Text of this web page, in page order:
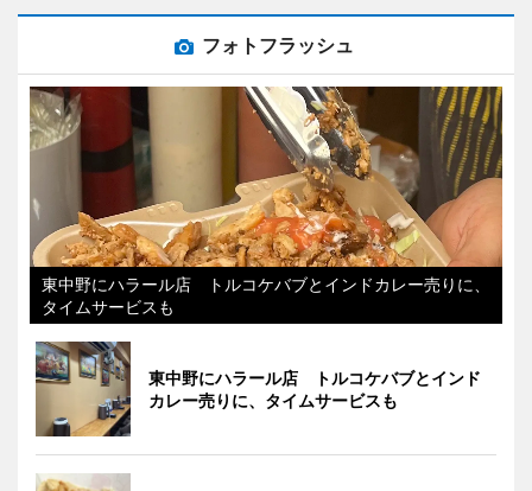
フォトフラッシュ
東中野にハラール店 トルコケバブとインドカレー売りに、
タイムサービスも
東中野にハラール店 トルコケバブとインド
カレー売りに、タイムサービスも